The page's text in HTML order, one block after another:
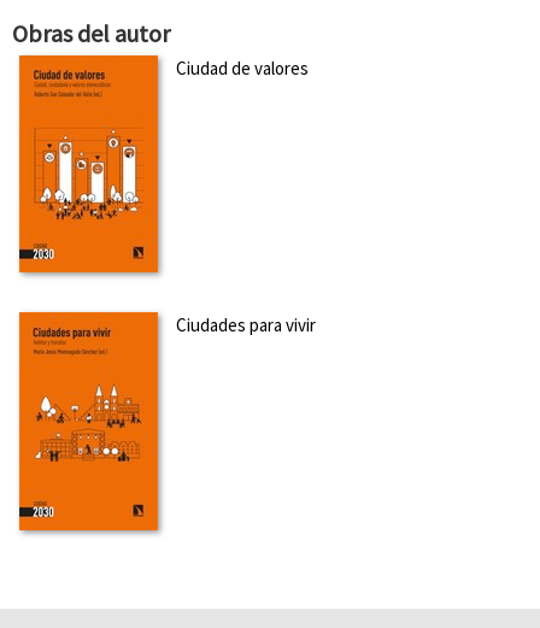
Obras del autor
Ciudad de valores
Ciudades para vivir